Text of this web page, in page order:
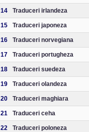
14 Traduceri irlandeza
15 Traduceri japoneza
16 Traduceri norvegiana
17 Traduceri portugheza
18 Traduceri suedeza
19 Traduceri olandeza
20 Traduceri maghiara
21 Traduceri ceha
22 Traduceri poloneza